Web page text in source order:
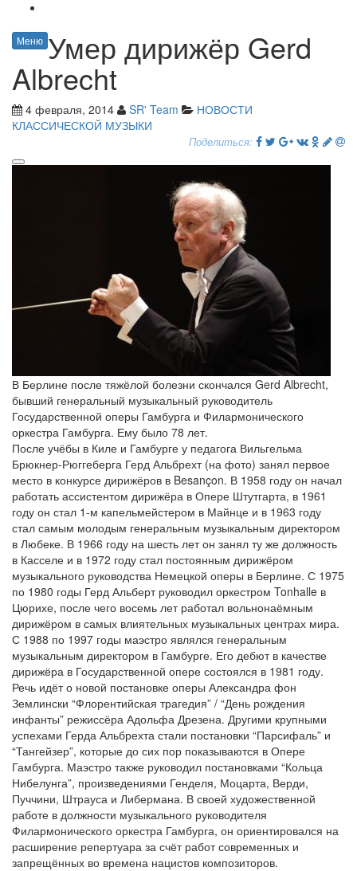
Меню Умер дирижёр Gerd
Albrecht
4 февраля, 2014 SR' Team
НОВОСТИ
КЛАССИЧЕСКОЙ МУЗЫКИ
Поделиться:
В Берлине после тяжёлой болезни скончался Gerd Albrecht,
бывший генеральный музыкальный руководитель
Государственной оперы Гамбурга и Филармонического
оркестра Гамбурга. Ему было 78 лет.
После учёбы в Киле и Гамбурге у педагога Вильгельма
Брюкнер-Рюггеберга Герд Альбрехт (на фото) занял первое
место в конкурсе дирижёров в Besançon. В 1958 году он начал
работать ассистентом дирижёра в Опере Штутгарта, в 1961
году он стал 1-м капельмейстером в Майнце и в 1963 году
стал самым молодым генеральным музыкальным директором
в Любеке. В 1966 году на шесть лет он занял ту же должность
в Касселе и в 1972 году стал постоянным дирижёром
музыкального руководства Немецкой оперы в Берлине. С 1975
по 1980 годы Герд Альберт руководил оркестром Tonhalle в
Цюрихе, после чего восемь лет работал вольнонаёмным
дирижёром в самых влиятельных музыкальных центрах мира.
С 1988 по 1997 годы маэстро являлся генеральным
музыкальным директором в Гамбурге. Его дебют в качестве
дирижёра в Государственной опере состоялся в 1981 году.
Речь идёт о новой постановке оперы Александра фон
Землински “Флорентийская трагедия” / “День рождения
инфанты” режиссёра Адольфа Дрезена. Другими крупными
успехами Герда Альбрехта стали постановки “Парсифаль” и
“Тангейзер”, которые до сих пор показываются в Опере
Гамбурга. Маэстро также руководил постановками “Кольца
Нибелунга”, произведениями Генделя, Моцарта, Верди,
Пуччини, Штрауса и Либермана. В своей художественной
работе в должности музыкального руководителя
Филармонического оркестра Гамбурга, он ориентировался на
расширение репертуара за счёт работ современных и
запрещённых во времена нацистов композиторов.